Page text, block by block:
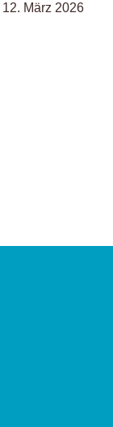
12. März 2026